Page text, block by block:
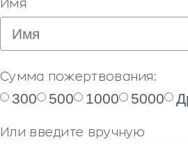
Имя
Сумма пожертвования:
300 500 1000 5000
Или введите вручную